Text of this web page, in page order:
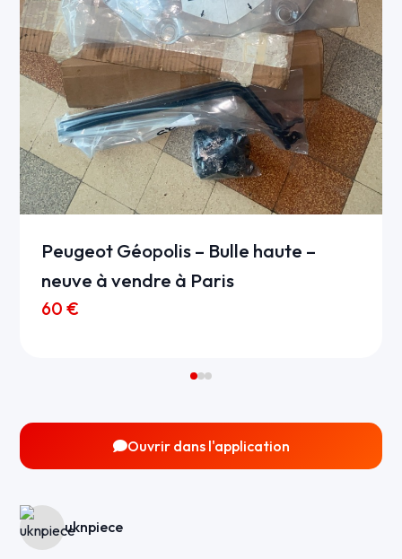
Peugeot Géopolis – Bulle haute –
neuve à vendre à Paris
60 €
Ouvrir dans l'application
uknpiece